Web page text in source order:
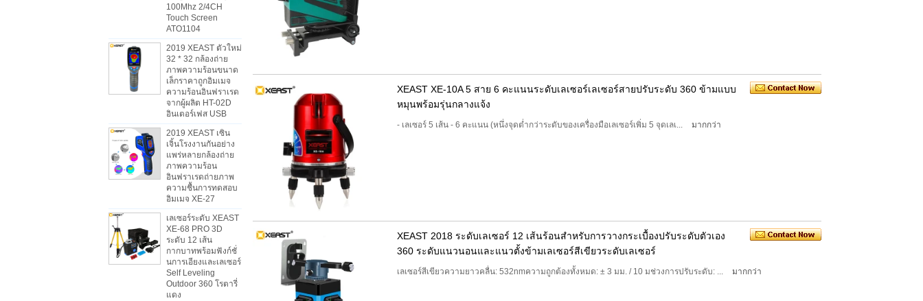
100Mhz 2/4CH
Touch Screen
ATO1104
2019 XEAST ตัวใหม่
32 * 32 กล้องถ่าย
ภาพความร้อนขนาด
เล็กราคาถูกอิมเมจ
ความร้อนอินฟราเรด
จากผู้ผลิต HT-02D
อินเตอร์เฟส USB
2019 XEAST เซิน
เจิ้นโรงงานกันอย่าง
แพร่หลายกล้องถ่าย
ภาพความร้อน
อินฟราเรดถ่ายภาพ
ความชื้นการทดสอบ
อิมเมจ XE-27
เลเซอร์ระดับ XEAST
XE-68 PRO 3D
ระดับ 12 เส้น
กากบาทพร้อมฟังก์ชั่
นการเอียงและเลเซอร์
Self Leveling
Outdoor 360 โรตารี่
แดง
XEAST XE-10A 5 สาย 6 คะแนนระดับเลเซอร์เลเซอร์สายปรับระดับ 360 ข้ามแบบ
หมุนพร้อมรุ่นกลางแจ้ง
- เลเซอร์ 5 เส้น - 6 คะแนน (หนึ่งจุดต่ำกว่าระดับของเครื่องมือเลเซอร์เพิ่ม 5 จุดเลเ... มากกว่า
XEAST 2018 ระดับเลเซอร์ 12 เส้นร้อนสำหรับการวางกระเบื้องปรับระดับตัวเอง
360 ระดับแนวนอนและแนวตั้งข้ามเลเซอร์สีเขียวระดับเลเซอร์
เลเซอร์สีเขียวความยาวคลื่น: 532nmความถูกต้องทั้งหมด: ± 3 มม. / 10 มช่วงการปรับระดับ: ... มากกว่า